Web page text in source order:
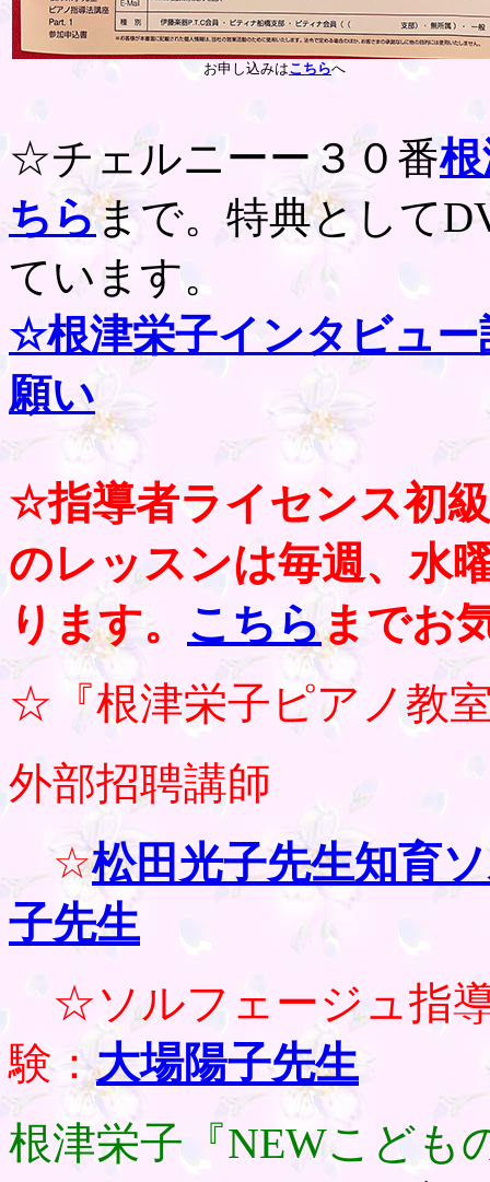
お申し込みはこちらへ
☆チェルニーー３０番
ちらまで。特典として
ています。
☆根津栄子インタビュ
願い
☆指導者ライセンス初
のレッスンは毎週、水
ります。 こちらまでお
☆『根津栄子ピアノ教
外部招聘講師
☆松田光子先生知育
子先生
☆ソルフェージュ指
験：大場陽子先生
根津栄子『NEWこども